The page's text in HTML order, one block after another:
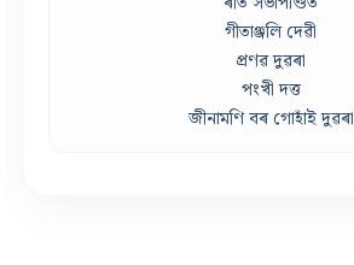
গীতাঞ্জলি দেৱী
প্ৰণৱ দুৱৰা
পংখী দত্ত
জীনামণি বৰ গোহাঁই দুৱৰা